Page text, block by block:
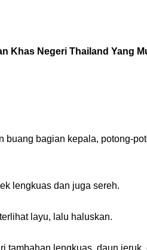
Khas Negeri Thailand Yang
buang bagian kepala, potong-
lengkuas dan juga sereh.
layu, lalu haluskan.
tambahan lengkuas, daun